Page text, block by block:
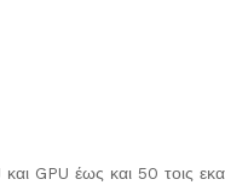
GPU έως και 50 τοις